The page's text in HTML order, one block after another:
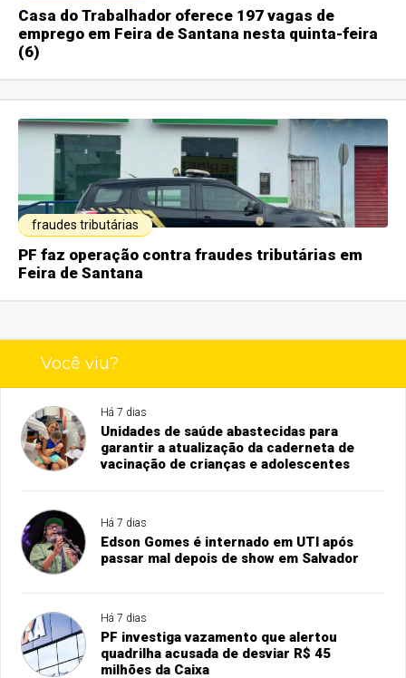
Casa do Trabalhador oferece 197 vagas de
emprego em Feira de Santana nesta quinta-feira
(6)
fraudes tributárias
PF faz operação contra fraudes tributárias em
Feira de Santana
Você viu?
Há 7 dias
Unidades de saúde abastecidas para
garantir a atualização da caderneta de
vacinação de crianças e adolescentes
Há 7 dias
Edson Gomes é internado em UTI após
passar mal depois de show em Salvador
Há 7 dias
PF investiga vazamento que alertou
quadrilha acusada de desviar R$ 45
milhões da Caixa